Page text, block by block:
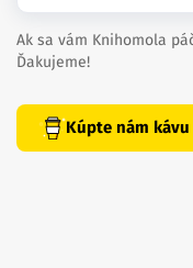
Ak sa vám Knihomola
Ďakujeme!
Kúpte nám kávu